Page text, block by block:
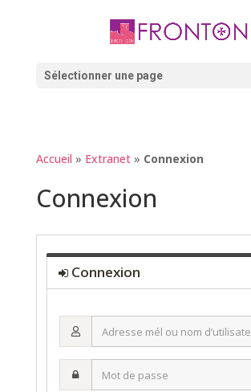
Sélectionner une page
Accueil » Extranet» Connexion
Connexion
Connexion
mél
nom
d’utilisateur·ice